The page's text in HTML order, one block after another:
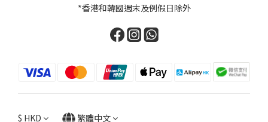
*香港和韓國週末及例假日除外
$ HKD 繁體中文